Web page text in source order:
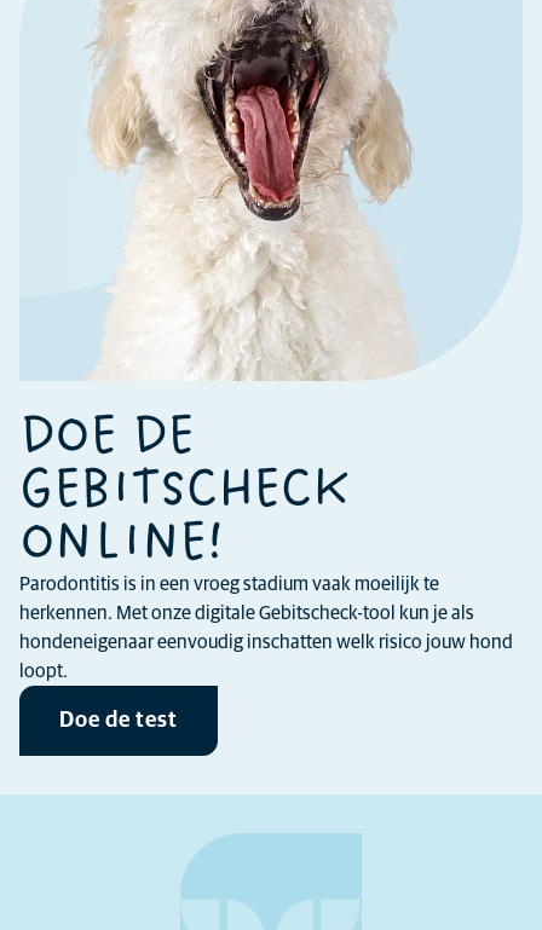
DOE DE
GEBITSCHECK
ONLINE!
Parodontitis is in een vroeg stadium vaak moeilijk te
herkennen. Met onze digitale Gebitscheck-tool kun je als
hondeneigenaar eenvoudig inschatten welk risico jouw hond
loopt.
Doe de test